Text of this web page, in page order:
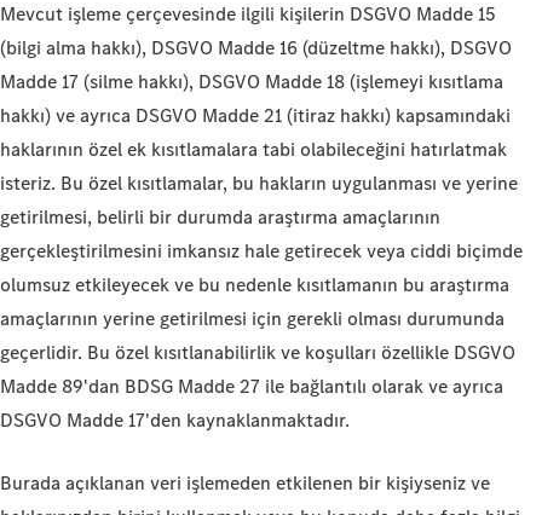
Mevcut işleme çerçevesinde ilgili kişilerin DSGVO Madde 15
(bilgi alma hakkı), DSGVO Madde 16 (düzeltme hakkı), DSGVO
Madde 17 (silme hakkı), DSGVO Madde 18 (işlemeyi kısıtlama
hakkı) ve ayrıca DSGVO Madde 21 (itiraz hakkı) kapsamındaki
haklarının özel ek kısıtlamalara tabi olabileceğini hatırlatmak
isteriz. Bu özel kısıtlamalar, bu hakların uygulanması ve yerine
getirilmesi, belirli bir durumda araştırma amaçlarının
gerçekleştirilmesini imkansız hale getirecek veya ciddi biçimde
olumsuz etkileyecek ve bu nedenle kısıtlamanın bu araştırma
amaçlarının yerine getirilmesi için gerekli olması durumunda
geçerlidir. Bu özel kısıtlanabilirlik ve koşulları özellikle DSGVO
Madde 89'dan BDSG Madde 27 ile bağlantılı olarak ve ayrıca
DSGVO Madde 17'den kaynaklanmaktadır.
Burada açıklanan veri işlemeden etkilenen bir kişiyseniz ve